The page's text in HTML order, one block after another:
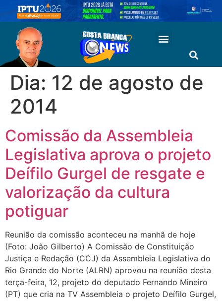
Dia: 12 de agosto de
2014
Comissão da Assembleia
Legislativa aprova o projeto
Deífilo Gurgel de resgate e
valorização da cultura
potiguar
Reunião da comissão aconteceu na manhã de hoje
(Foto: João Gilberto) A Comissão de Constituição
Justiça e Redação (CCJ) da Assembleia Legislativa do
Rio Grande do Norte (ALRN) aprovou na reunião desta
terça-feira, 12, projeto do deputado Fernando Mineiro
(PT) que cria na TV Assembleia o projeto Deífilo Gurgel,